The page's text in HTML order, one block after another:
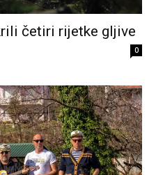
četiri rijetke gljive
0